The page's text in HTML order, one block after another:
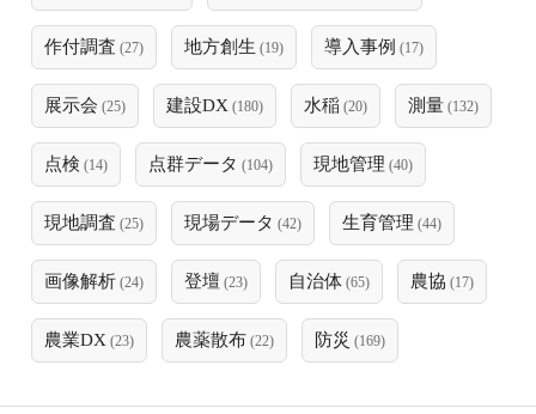
作付調査 (27) 地方創生 (19) 導入事例 (17)
展示会 (25) 建設DX (180) 水稲 (20) 測量 (132)
点検 (14) 点群データ (104) 現地管理 (40)
現地調査 (25) 現場データ (42) 生育管理 (44)
画像解析 (24) 登壇 (23) 自治体 (65) 農協 (17)
農業DX (23) 農薬散布 (22) 防災 (169)